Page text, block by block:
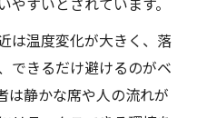
は温度変化が大きく、落
できるだけ避けるのがベ
は静かな席や人の流れが